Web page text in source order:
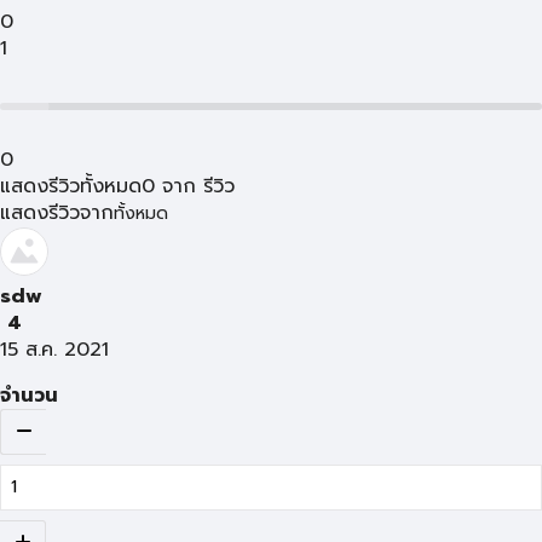
0
1
0
แสดงรีวิวทั้งหมด0 จาก รีวิว
แสดงรีวิวจากทั้งหมด
sdw
4
15 ส.ค. 2021
จำนวน